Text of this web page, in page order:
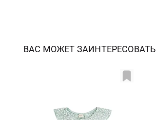
ВАС МОЖЕТ ЗАИНТЕРЕСОВАТЬ